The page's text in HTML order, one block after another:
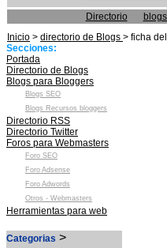
Directorio
Inicio > directorio de Blogs > ficha
Secciones:
Portada
Directorio de Blogs
Blogs para Bloggers
Blogs SEO
Blogs Recursos bloggers
Directorio RSS
Directorio Twitter
Foros para Webmasters
Foro SEO
Foro Adsense
Foro Adwords
Otros - Webmasters
Herramientas para web
Categorias >